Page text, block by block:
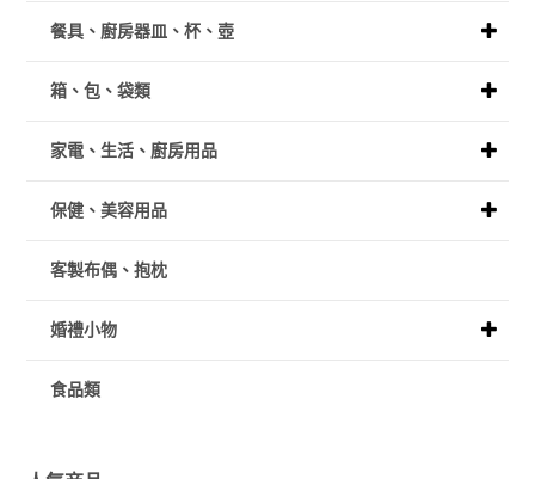
餐具、廚房器皿、杯、壺
箱、包、袋類
家電、生活、廚房用品
保健、美容用品
客製布偶、抱枕
婚禮小物
食品類